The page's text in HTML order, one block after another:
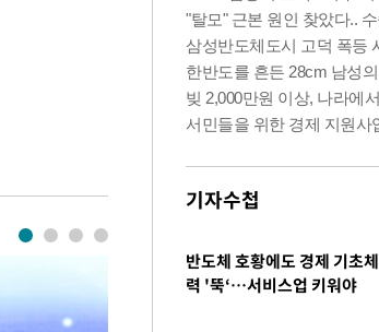
기자수첩
반도체 호황에도 경제 기초체
력 '뚝‘…서비스업 키워야